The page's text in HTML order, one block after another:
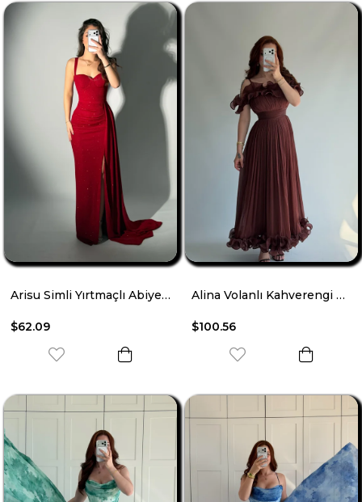
Arisu Simli Yırtmaçlı Abiye Kırmızı
$62.09
Alina Volanlı Kahverengi Abiye
$100.56